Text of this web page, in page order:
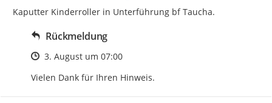
Kaputter Kinderroller in Unterführung bf Taucha.
Rückmeldung
Zeitpunkt des Erstellens
3. August um 07:00
Vielen Dank für Ihren Hinweis.